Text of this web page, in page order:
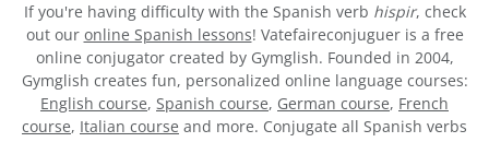
If you're having difficulty with the Spanish verb hispir, check
out our online Spanish lessons! Vatefaireconjuguer is a free
online conjugator created by Gymglish. Founded in 2004,
Gymglish creates fun, personalized online language courses:
English course, Spanish course, German course, French
course, Italian course and more. Conjugate all Spanish verbs